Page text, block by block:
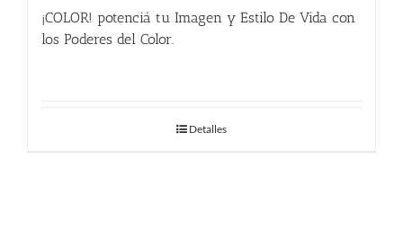
¡COLOR! potenciá tu Imagen y Estilo De Vida con
los Poderes del Color.
Detalles